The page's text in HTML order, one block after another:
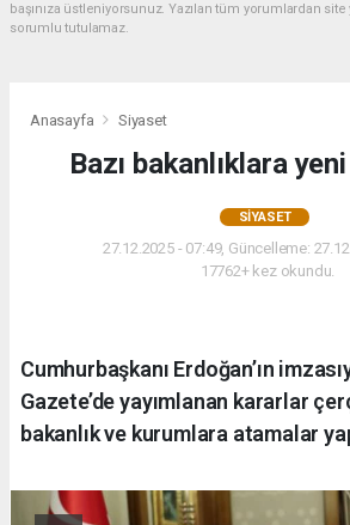
başınıza üstleniyorsunuz. Yazılan tüm yorumlardan
sorumlu tutulamaz.
Anasayfa Siyaset
Bazı bakanlıklara
SIYASET
27.12.2025 - 07:49, Güncelleme:
17762+ kez okundu.
Cumhurbaşkanı Erdoğan’ın
Gazete’de yayımlanan kararlar
bakanlık ve kurumlara atamalar